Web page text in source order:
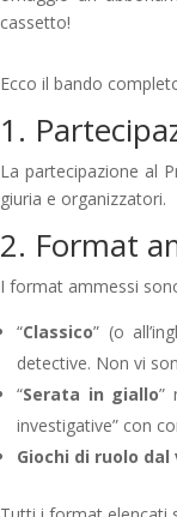
cassetto!
Ecco il bando
1.
La partecipazione al
giuria e organizzatori.
2. Format
I format ammessi
“Classico” (o
detective. Non vi
“Serata in giallo”
investigative” con
Giochi di ruolo dal